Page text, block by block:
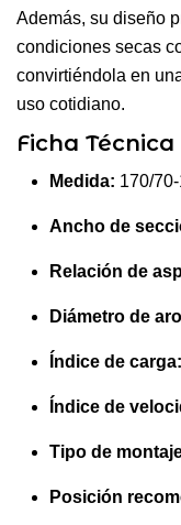
Además, su diseño
condiciones secas
convirtiéndola en
uso cotidiano.
Ficha Técnica
Medida: 170/
Ancho de
Relación de
Diámetro de
Índice de carga:
Índice de
Tipo de
Posición